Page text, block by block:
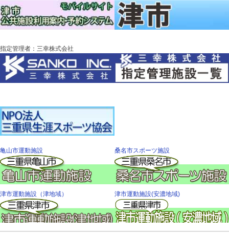
指定管理者：三幸株式会社